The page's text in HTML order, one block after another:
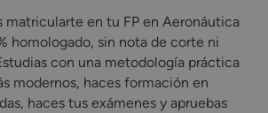
matricularte en tu FP en Aeronáutica
homologado, sin nota de corte ni
con una metodología práctica
modernos, haces formación en
haces tus exámenes y apruebas